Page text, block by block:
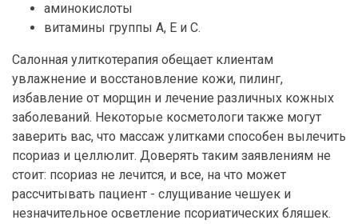
аминокислоты
витамины группы A, E и C.
Салонная улиткотерапия обещает клиентам
увлажнение и восстановление кожи, пилинг,
избавление от морщин и лечение различных кожных
заболеваний. Некоторые косметологи также могут
заверить вас, что массаж улитками способен вылечить
псориаз и целлюлит. Доверять таким заявлениям не
стоит: псориаз не лечится, и все, на что может
рассчитывать пациент - слущивание чешуек и
незначительное осветление псориатических бляшек.